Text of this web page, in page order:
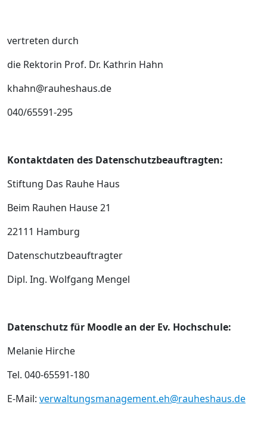
vertreten durch
die Rektorin Prof. Dr. Kathrin Hahn
khahn@rauheshaus.de
040/65591-295
Kontaktdaten des Datenschutzbeauftragten:
Stiftung Das Rauhe Haus
Beim Rauhen Hause 21
22111 Hamburg
Datenschutzbeauftragter
Dipl. Ing. Wolfgang Mengel
Datenschutz für Moodle an der Ev. Hochschule:
Melanie Hirche
Tel. 040-65591-180
E-Mail: verwaltungsmanagement.eh@rauheshaus.de